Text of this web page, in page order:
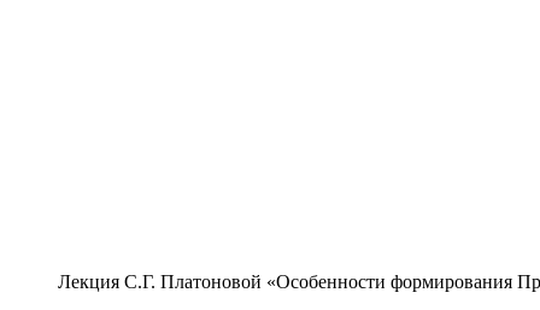
Лекция С.Г. Платоновой «Особенности формирования